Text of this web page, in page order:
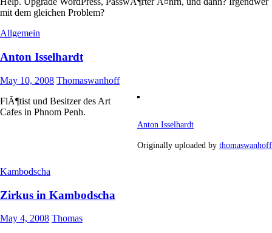
mit dem gleichen Problem?
Allgemein
Anton Isselhardt
May 10, 2008 Thomaswanhoff
Anton Isselhardt
Originally uploaded by thomaswanhoff
FlÃ¶tist und Besitzer des Art
Cafes in Phnom Penh.
Kambodscha
Zirkus in Kambodscha
May 4, 2008 Thomas